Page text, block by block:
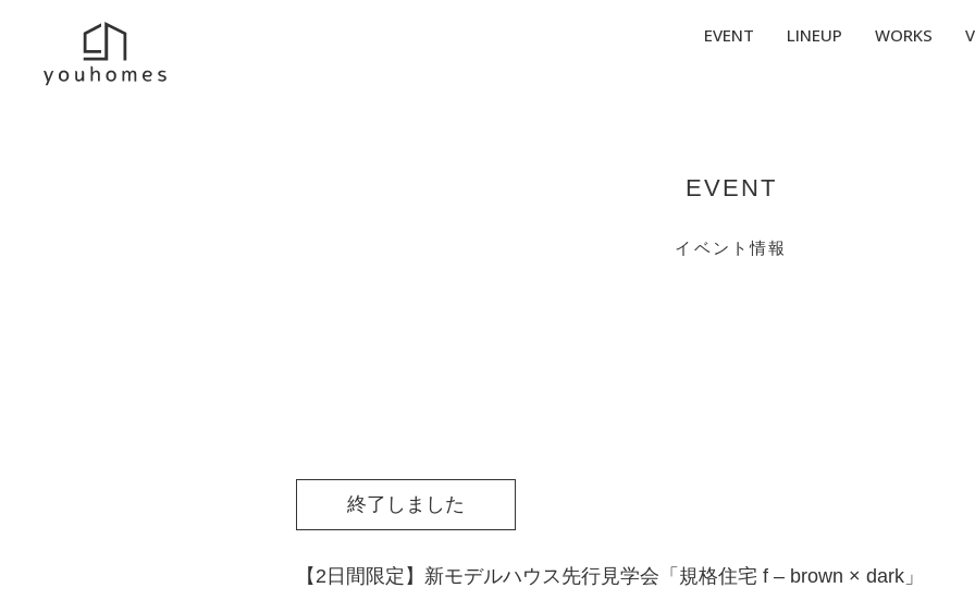
EVENT LINEUP WORKS
EVENT
イベント情報
終了しました
【2日間限定】新モデルハウス先行見学会「規格住宅 f – brown × dark」